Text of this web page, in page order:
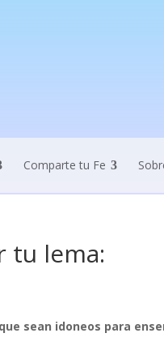
Comparte tu Fe
tu lema:
sean idoneos para